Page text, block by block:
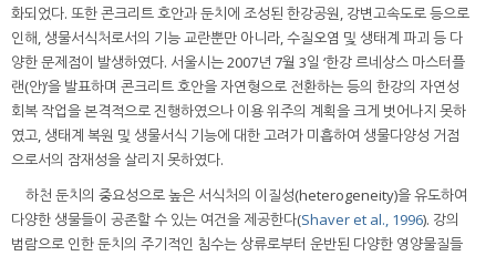
화되었다. 또한 콘크리트 호안과 둔치에 조성된 한강공원, 강변고속도로 등으로
인해, 생물서식처로서의 기능 교란뿐만 아니라, 수질오염 및 생태계 파괴 등 다
양한 문제점이 발생하였다. 서울시는 2007년 7월 3일 ‘한강 르네상스 마스터플
랜(안)’을 발표하며 콘크리트 호안을 자연형으로 전환하는 등의 한강의 자연성
회복 작업을 본격적으로 진행하였으나 이용 위주의 계획을 크게 벗어나지 못하
였고, 생태계 복원 및 생물서식 기능에 대한 고려가 미흡하여 생물다양성 거점
으로서의 잠재성을 살리지 못하였다.
하천 둔치의 중요성으로 높은 서식처의 이질성(heterogeneity)을 유도하여
다양한 생물들이 공존할 수 있는 여건을 제공한다(Shaver et al., 1996). 강의
범람으로 인한 둔치의 주기적인 침수는 상류로부터 운반된 다양한 영양물질들